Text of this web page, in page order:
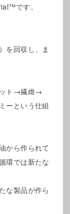
です。
を回収し、ま
ト→繊維→
ーという仕組
から作られて
環では新たな
な製品が作ら